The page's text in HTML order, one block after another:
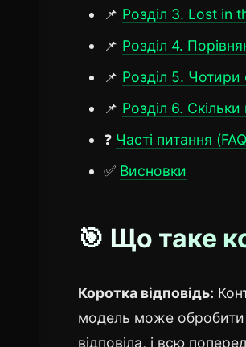
📌 Розділ 3. Lost in
📌 Розділ 4.
📌 Розділ 5. Чотири
📌 Розділ 6.
❓ Часті питання
✅ Висновки
🎯 Що таке
Коротка відповідь:
модель може обробити
відповіла, і всю